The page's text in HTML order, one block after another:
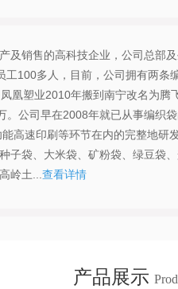
及销售的高科技企业，公司总部
100多人，目前，公司拥有两条
凰塑业2010年搬到南宁改名为腾
。公司早在2008年就已从事编织
高速印刷等环节在内的完整地研
子袋、大米袋、矿粉袋、绿豆袋
岭土... 查看详情
产品展示